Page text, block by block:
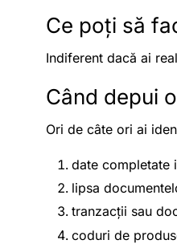
Ce poți să
Indiferent dacă ai
Când depui
Ori de câte ori ai
date completate
lipsa
tranzacții sau
coduri de